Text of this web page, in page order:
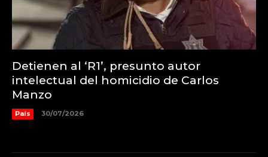
Detienen al ‘R1’, presunto autor
intelectual del homicidio de Carlos
Manzo
País 30/07/2026